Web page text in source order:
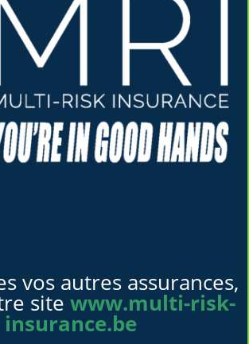
vos autres assurances,
site www.multi-risk-
insurance.be